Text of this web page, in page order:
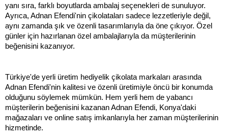
yanı sıra, farklı boyutlarda ambalaj seçenekleri de sunuluyor.
Ayrıca, Adnan Efendi'nin çikolataları sadece lezzetleriyle değil,
aynı zamanda şık ve özenli tasarımlarıyla da öne çıkıyor. Özel
günler için hazırlanan özel ambalajlarıyla da müşterilerinin
beğenisini kazanıyor.
Türkiye'de yerli üretim hediyelik çikolata markaları arasında
Adnan Efendi'nin kalitesi ve özenli üretimiyle öncü bir konumda
olduğunu söylemek mümkün. Hem yerli hem de yabancı
müşterilerin beğenisini kazanan Adnan Efendi, Konya'daki
mağazaları ve online satış imkanlarıyla her zaman müşterilerinin
hizmetinde.